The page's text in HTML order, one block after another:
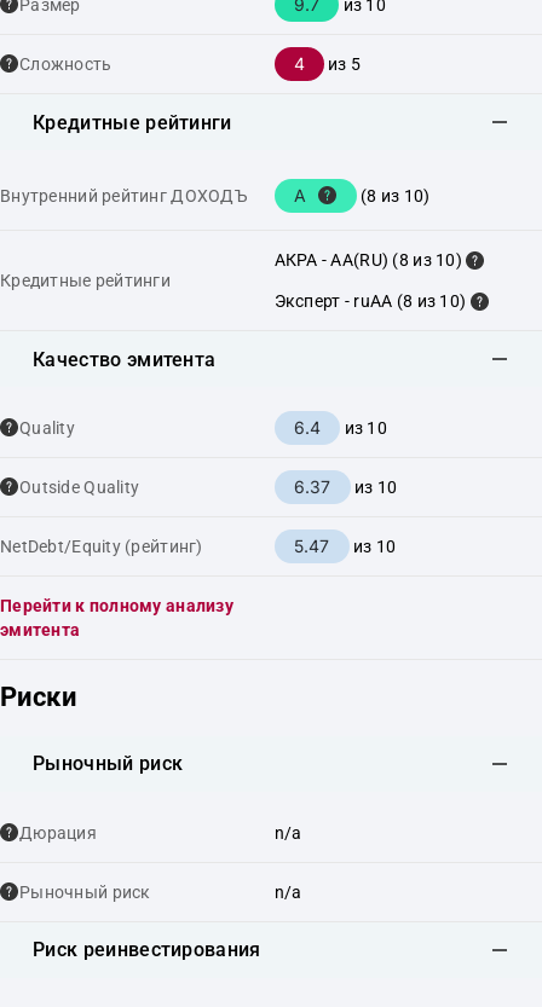
Размер 9.7 из 10
Сложность 4 из 5
Кредитные рейтинги
Внутренний рейтинг ДОХОДЪ A (8 из 10)
Кредитные рейтинги
АКРА - AA(RU) (8 из 10)
Эксперт - ruAA (8 из 10)
Качество эмитента
Quality 6.4 из 10
Outside Quality 6.37 из 10
NetDebt/Equity (рейтинг) 5.47 из 10
Перейти к полному анализу
эмитента
Риски
Рыночный риск
Дюрация n/a
Рыночный риск n/a
Риск реинвестирования